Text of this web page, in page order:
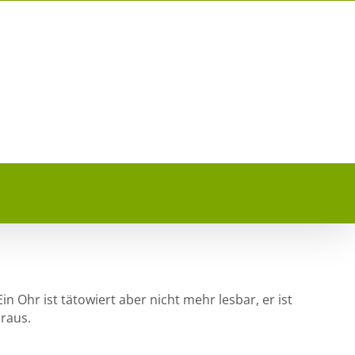
Ohr ist tätowiert aber nicht mehr lesbar, er ist